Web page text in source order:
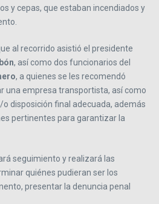
y cepas, que estaban incendiados y
al recorrido asistió el presidente
, así como dos funcionarios del
, a quienes se les recomendó
una empresa transportista, así como
disposición final adecuada, además
pertinentes para garantizar la
seguimiento y realizará las
quiénes pudieran ser los
presentar la denuncia penal